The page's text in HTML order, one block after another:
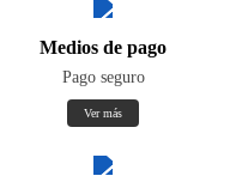
Medios de pago
Pago seguro
Ver más